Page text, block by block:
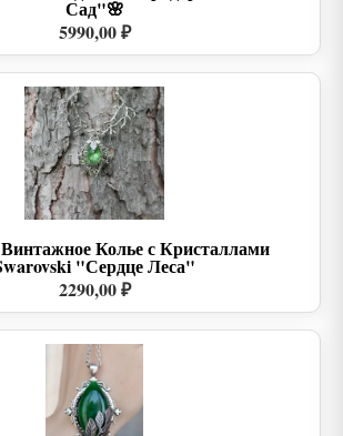
Сад"🌸
5990,00 ₽
Колье с Кристаллами
"Сердце Леса"
2290,00 ₽